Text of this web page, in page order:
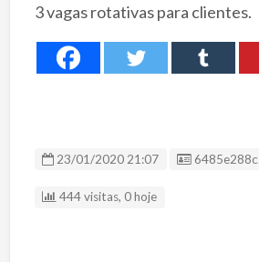
3 vagas rotativas para clientes.
23/01/2020 21:07 ID Anúncio
444 visitas, 0 hoje